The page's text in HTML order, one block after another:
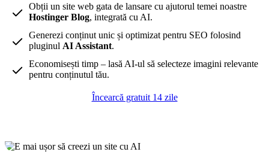
Obții un site web gata de lansare cu ajutorul temei noastre
Hostinger Blog, integrată cu AI.
Generezi conținut unic și optimizat pentru SEO folosind
pluginul AI Assistant.
Economisești timp – lasă AI-ul să selecteze imagini relevante
pentru conținutul tău.
Încearcă gratuit 14 zile